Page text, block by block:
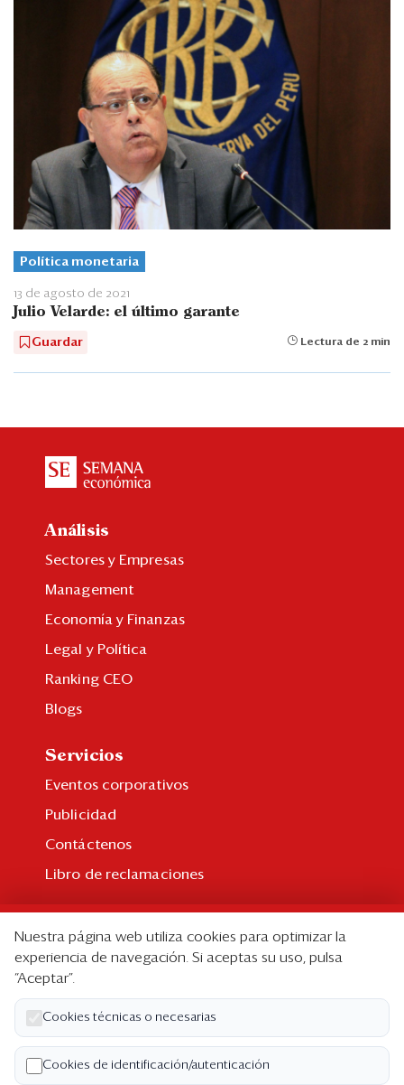
Política monetaria
13 de agosto de 2021
Julio Velarde: el último garante
Guardar Lectura de 2 min
Análisis
Sectores y Empresas
Management
Economía y Finanzas
Legal y Política
Ranking CEO
Blogs
Servicios
Eventos corporativos
Publicidad
Contáctenos
Libro de reclamaciones
Suscripción individual
Paquetes corporativos
Edición Impresa
Nosotros
Nuestra página web utiliza cookies para optimizar la
experiencia de navegación. Si aceptas su uso, pulsa
“Aceptar”.
Cookies técnicas o necesarias
Cookies de identificación/autenticación